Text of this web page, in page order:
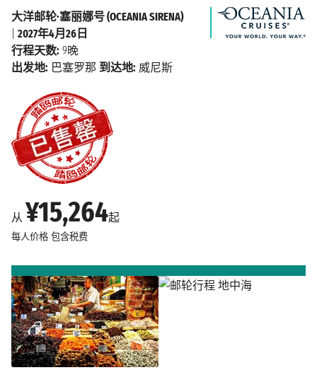
从 ¥15,264起
每人价格 包含税费
大洋邮轮·塞丽娜号 (OCEANIA SIRENA)
2027年4月26日
行程天数: 9晚
出发地: 巴塞罗那 到达地: 威尼斯